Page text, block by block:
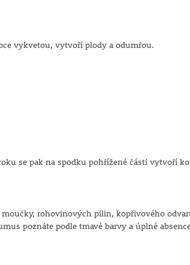
vykvetou, vytvoří plody a odumřou.
se pak na spodku pohřížené části vytvoří
rohovinových pilin, kopřivového
poznáte podle tmavé barvy a úplné